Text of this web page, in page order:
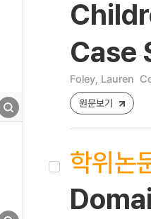
Case
Foley, Lauren
원문보기
학위논